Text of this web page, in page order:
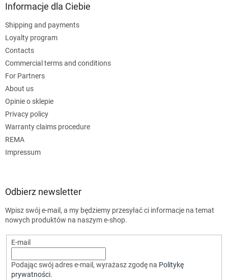
Informacje dla Ciebie
Shipping and payments
Loyalty program
Contacts
Commercial terms and conditions
For Partners
About us
Opinie o sklepie
Privacy policy
Warranty claims procedure
REMA
Impressum
Odbierz newsletter
Wpisz swój e-mail, a my będziemy przesyłać ci informacje na temat
nowych produktów na naszym e-shop.
E-mail
Podając swój adres e-mail, wyrażasz zgodę na Politykę
prywatności.